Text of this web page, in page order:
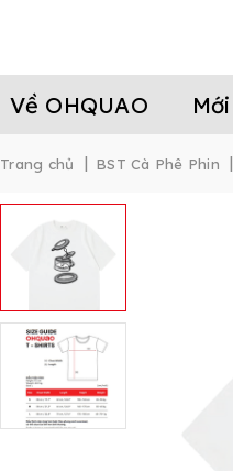
Về OHQUAO Mới
Trang chủ | BST Cà Phê Phin |